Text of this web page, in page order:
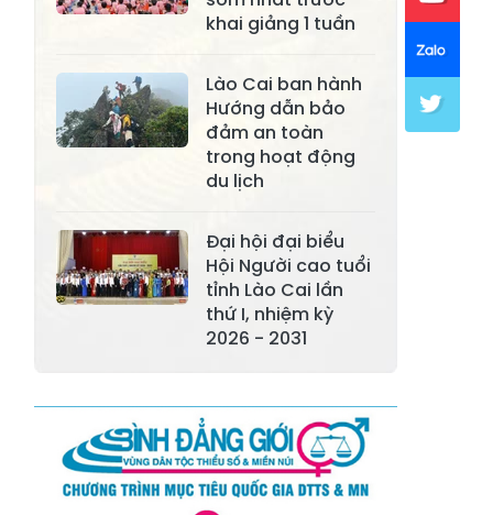
Xã Phúc Lợi
Xã Mường Lai
Xã Cảm Nhân
Xã Yên Thành
Xã Thác Bà
Xã Bảo Ái
Khánh
Xã Lương
Thịnh
Xã Việt Hồng
Xã Cốc San
Xã Xuân
Quang
Xã Bảo Thắng
Xã Tằng Loỏng
Xã Gia Phú
khai giảng 1 tuần
Lào Cai ban hành
Hướng dẫn bảo
đảm an toàn
trong hoạt động
du lịch
Đại hội đại biểu
Hội Người cao tuổi
tỉnh Lào Cai lần
thứ I, nhiệm kỳ
2026 - 2031